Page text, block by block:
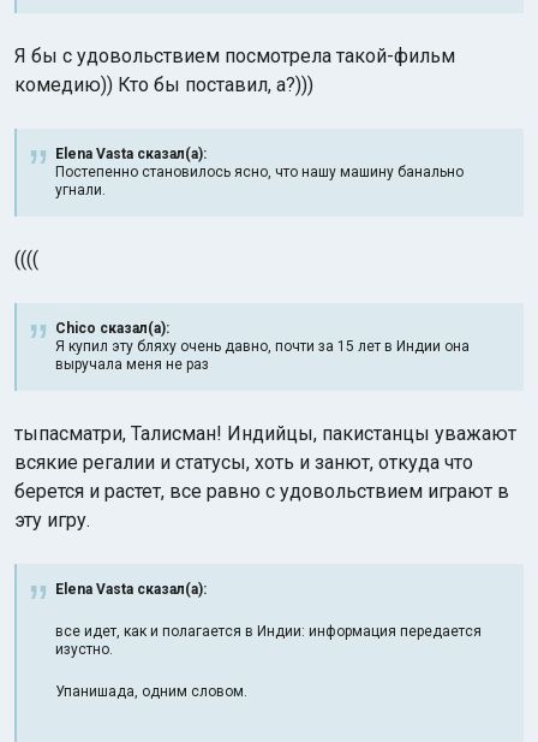
Я бы с удовольствием посмотрела такой-фильм
комедию)) Кто бы поставил, а?)))
Elena Vasta сказал(а):
Постепенно становилось ясно, что нашу машину банально
угнали.
((((
Chico сказал(а):
Я купил эту бляху очень давно, почти за 15 лет в Индии она
выручала меня не раз
тыпасматри, Талисман! Индийцы, пакистанцы уважают
всякие регалии и статусы, хоть и занют, откуда что
берется и растет, все равно с удовольствием играют в
эту игру.
Elena Vasta сказал(а):
все идет, как и полагается в Индии: информация передается
изустно.
Упанишада, одним словом.